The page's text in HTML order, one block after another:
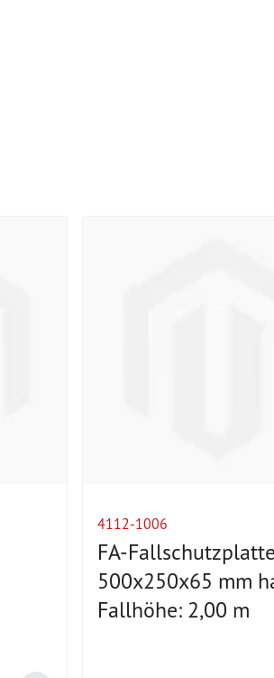
4112-1006
FA-Fallschutzplatte
500x250x65 mm
Fallhöhe: 2,00 m